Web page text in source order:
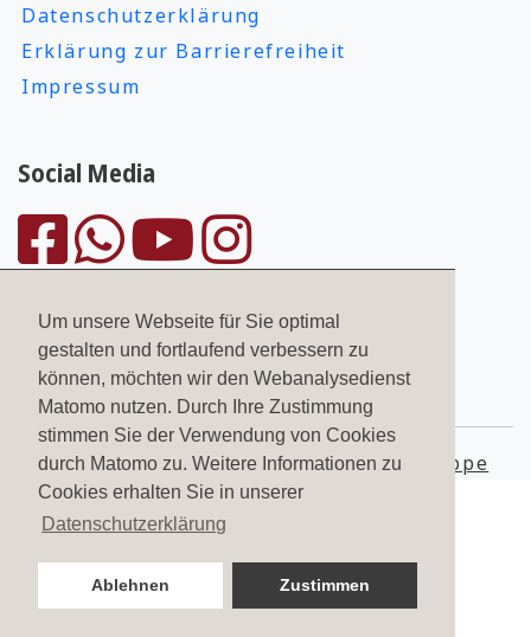
Um unsere Webseite für Sie optimal
gestalten und fortlaufend verbessern zu
können, möchten wir den Webanalysedienst
Matomo nutzen. Durch Ihre Zustimmung
stimmen Sie der Verwendung von Cookies
durch Matomo zu. Weitere Informationen zu
Cookies erhalten Sie in unserer
Datenschutzerklärung
Ablehnen Zustimmen
Datenschutzerklärung
Erklärung zur Barrierefreiheit
Impressum
Social Media
PFITZENMEIER – Fitness since
2323 Bewertungen auf ProvenExpert.com
© 2026Pfitzenmeier Unternehmensgruppe